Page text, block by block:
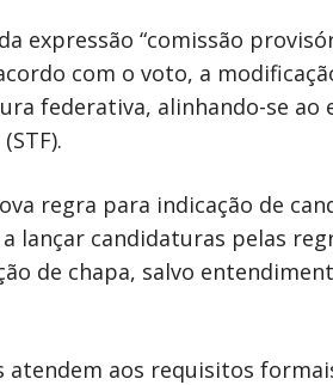
“comissão
com o voto, a
federativa, alinhando-se
regra para indicação de
lançar candidaturas pelas
de chapa, salvo
aos requisitos